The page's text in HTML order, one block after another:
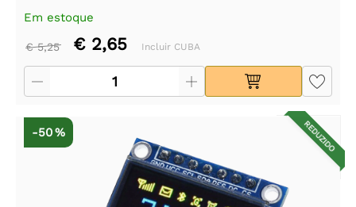
Em estoque
€ 5,25 € 2,65 Incluir CUBA
REDUZIDO
-50 %